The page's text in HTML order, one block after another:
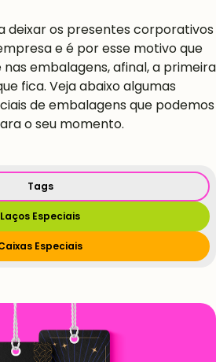
deixar os presentes corporativos
e é por esse motivo que
embalagens, afinal, a primeira
fica. Veja abaixo algumas
de embalagens que podemos
o seu momento.
Tags
Laços Especiais
Especiais